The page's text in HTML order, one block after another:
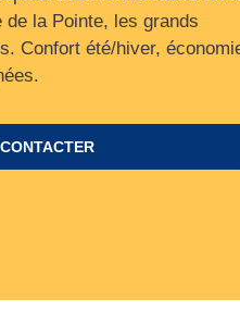
la Pointe, les grands
Confort été/hiver,